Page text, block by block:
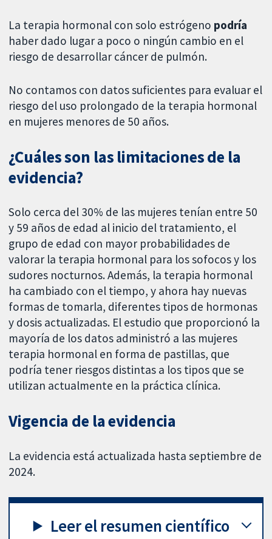
La terapia hormonal con solo estrógeno podría
haber dado lugar a poco o ningún cambio en el
riesgo de desarrollar cáncer de pulmón.
No contamos con datos suficientes para evaluar el
riesgo del uso prolongado de la terapia hormonal
en mujeres menores de 50 años.
¿Cuáles son las limitaciones de la
evidencia?
Solo cerca del 30% de las mujeres tenían entre 50
y 59 años de edad al inicio del tratamiento, el
grupo de edad con mayor probabilidades de
valorar la terapia hormonal para los sofocos y los
sudores nocturnos. Además, la terapia hormonal
ha cambiado con el tiempo, y ahora hay nuevas
formas de tomarla, diferentes tipos de hormonas
y dosis actualizadas. El estudio que proporcionó la
mayoría de los datos administró a las mujeres
terapia hormonal en forma de pastillas, que
podría tener riesgos distintas a los tipos que se
utilizan actualmente en la práctica clínica.
Vigencia de la evidencia
La evidencia está actualizada hasta septiembre de
2024.
Leer el resumen científico